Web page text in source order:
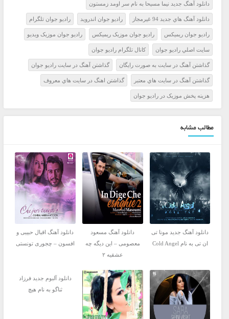
دانلود آهنگ جدید نیما مسیحا به نام سر اومد زمستون
دانلود آهنگ هاي جديد 94 غيرمجاز راديو جوان اندرويد راديو جوان تلگرام
راديو جوان ريميکس راديو جوان موزيک ريميکس راديو جوان موزيک ويديو
سايت اصلي راديو جوان کانال تلگرام راديو جوان
گذاشتن آهنگ در سايت به صورت رايگان گذاشتن آهنگ در سايت راديو جوان
گذاشتن آهنگ در سايت هاي معتبر گذاشتن اهنگ در سايت هاي معروف
هزينه پخش موزيک در راديو جوان
مطالب مشابه
دانلود آهنگ جدید مونا تی
ان تی به نام Cold Angel
دانلود آهنگ مسعود
معصومی – این دیگه چه
عشقیه ۲
دانلود آهنگ اقبال حبیبی و
افسون – چجوری تونستی
دانلود آلبوم جدید فرزاد
ثناگو به نام هیچ